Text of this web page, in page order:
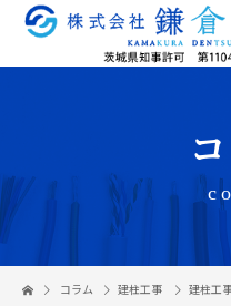
コラム 建柱工事 建柱工